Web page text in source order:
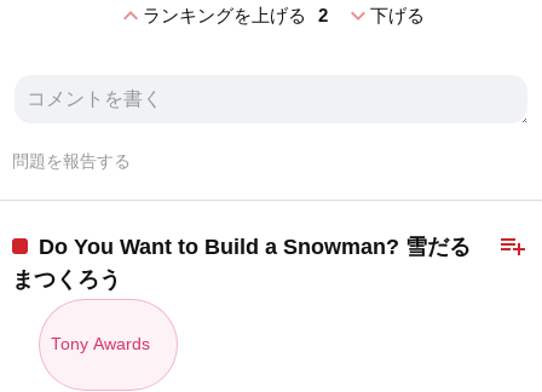
expand_lessランキングを上げる 2 expand_more下げる
問題を報告する
playlist_add
Do You Want to Build a Snowman? 雪だる
まつくろう
Tony Awards